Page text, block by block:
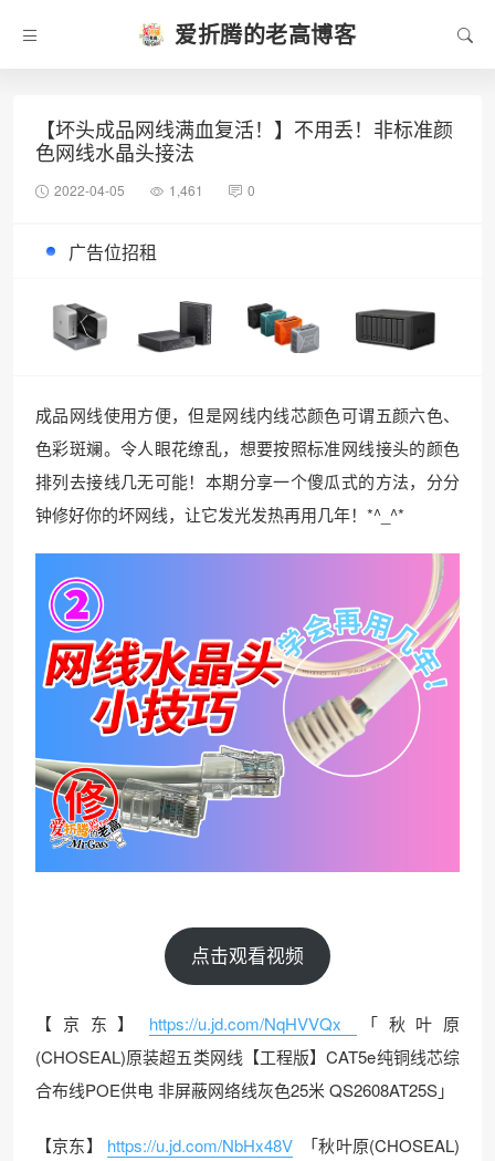
爱折腾的老高博客
【坏头成品网线满血复活！】不用丢！非标准颜
色网线水晶头接法
2022-04-05 1,461 0
广告位招租
成品网线使用方便，但是网线内线芯颜色可谓五颜六色、
色彩斑斓。令人眼花缭乱，想要按照标准网线接头的颜色
排列去接线几无可能！本期分享一个傻瓜式的方法，分分
钟修好你的坏网线，让它发光发热再用几年！*^_^*
点击观看视频
【京东】 https://u.jd.com/NqHVVQx
「秋叶原
(CHOSEAL)原装超五类网线【工程版】CAT5e纯铜线芯综
合布线POE供电 非屏蔽网络线灰色25米 QS2608AT25S」
【京东】 https://u.jd.com/NbHx48V
「秋叶原(CHOSEAL)